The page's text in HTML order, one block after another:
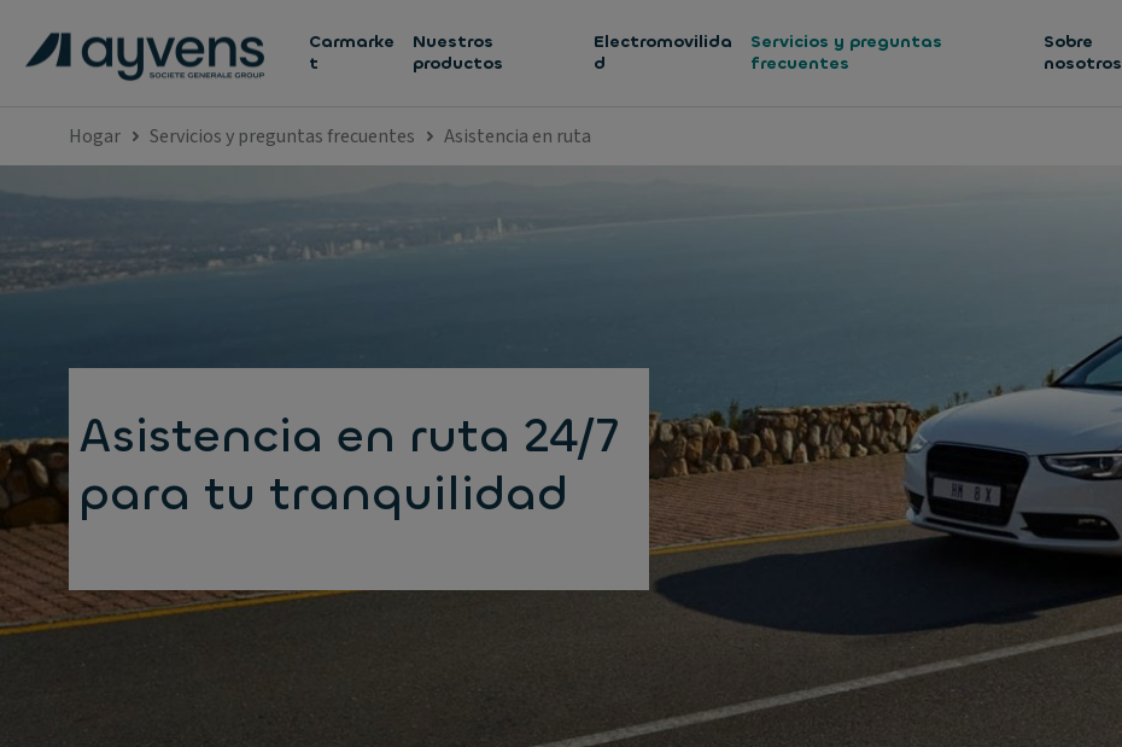
Carmarke
t
Nuestros
productos
Electromovilida
d
Servicios y preguntas
frecuentes
Sobre
nosotros
Hogar Servicios y preguntas frecuentes Asistencia en ruta
Asistencia en ruta 24/7
para tu tranquilidad